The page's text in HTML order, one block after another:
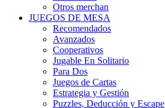
Otros merchan
JUEGOS DE MESA
Recomendados
Avanzados
Cooperativos
Jugable En Solitario
Para Dos
Juegos de Cartas
Estrategia y Gestión
Puzzles, Deducción y Escape